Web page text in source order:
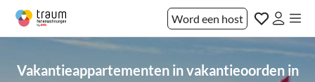
Word een host
Vakantieappartementen in vakantieoorden in